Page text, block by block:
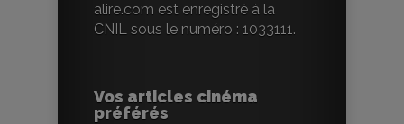
alire.com est enregistré à la
CNIL sous le numéro : 1033111.
Vos articles cinéma
préférés